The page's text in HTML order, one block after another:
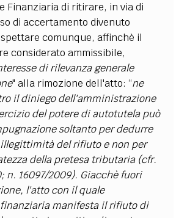
Finanziaria di ritirare, in via di
di accertamento divenuto
comunque, affinchè il
considerato ammissibile,
di rilevanza generale
" alla rimozione dell'atto: “ne
il diniego dell'amministrazione
del potere di autotutela può
soltanto per dedurre
del rifiuto e non per
della pretesa tributaria (cfr.
n. 16097/2009). Giacchè fuori
l'atto con il quale
manifesta il rifiuto di